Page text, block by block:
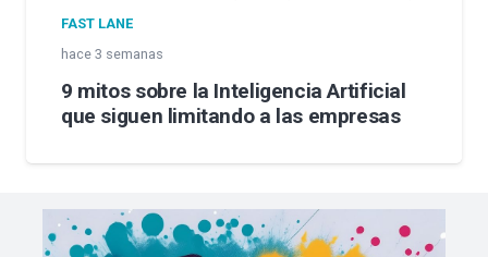
FAST LANE
hace 3 semanas
9 mitos sobre la Inteligencia Artificial
que siguen limitando a las empresas